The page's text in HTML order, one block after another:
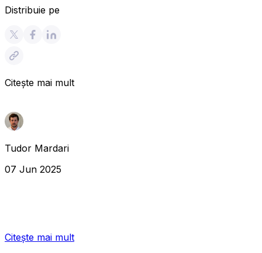
Distribuie pe
Citește mai mult
Tudor Mardari
07 Jun 2025
Citește mai mult